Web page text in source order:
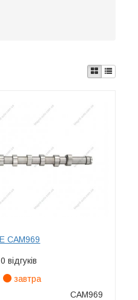
CAM969
0 відгуків
завтра
CAM969